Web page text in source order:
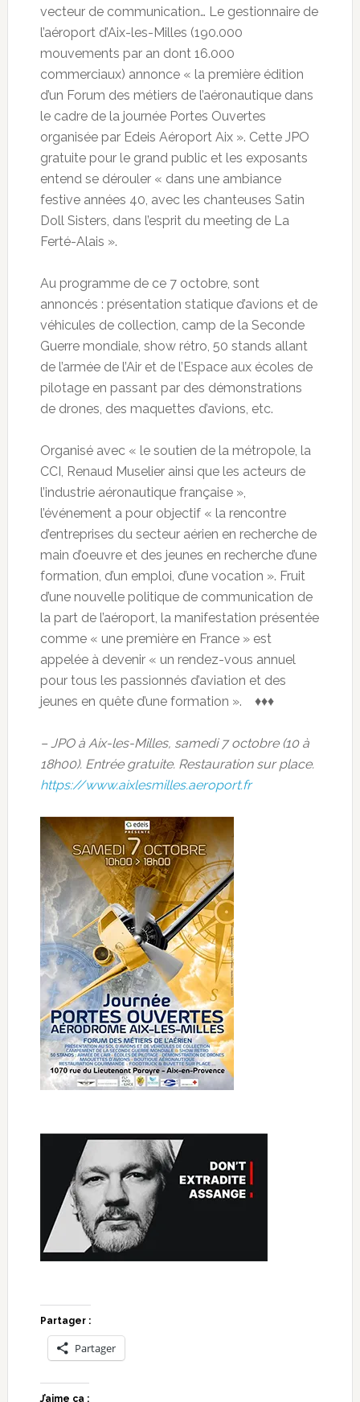
vecteur de communication… Le gestionnaire de
l’aéroport d’Aix-les-Milles (190.000
mouvements par an dont 16.000
commerciaux) annonce « la première édition
d’un Forum des métiers de l’aéronautique dans
le cadre de la journée Portes Ouvertes
organisée par Edeis Aéroport Aix ». Cette JPO
gratuite pour le grand public et les exposants
entend se dérouler « dans une ambiance
festive années 40, avec les chanteuses Satin
Doll Sisters, dans l’esprit du meeting de La
Ferté-Alais ».
Au programme de ce 7 octobre, sont
annoncés : présentation statique d’avions et de
véhicules de collection, camp de la Seconde
Guerre mondiale, show rétro, 50 stands allant
de l’armée de l’Air et de l’Espace aux écoles de
pilotage en passant par des démonstrations
de drones, des maquettes d’avions, etc.
Organisé avec « le soutien de la métropole, la
CCI, Renaud Muselier ainsi que les acteurs de
l’industrie aéronautique française »,
l’événement a pour objectif « la rencontre
d’entreprises du secteur aérien en recherche de
main d’oeuvre et des jeunes en recherche d’une
formation, d’un emploi, d’une vocation ». Fruit
d’une nouvelle politique de communication de
la part de l’aéroport, la manifestation présentée
comme « une première en France » est
appelée à devenir « un rendez-vous annuel
pour tous les passionnés d’aviation et des
jeunes en quête d’une formation ». ♦♦♦
– JPO à Aix-les-Milles, samedi 7 octobre (10 à
18h00). Entrée gratuite. Restauration sur place.
https://www.aixlesmilles.aeroport.fr
Partager :
Partager
J’aime ça :